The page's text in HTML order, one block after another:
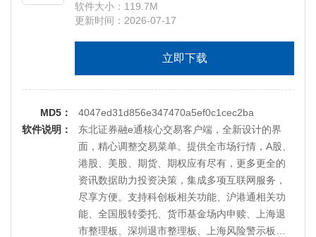
软件大小：119.7M
更新时间：2026-07-17
立即下载
MD5：
4047ed31d856e347470a5ef0c1cec2ba
软件说明：
东北证券融e通核心交易客户端，全新设计的界
面，精心调整交易菜单。提供全市场行情，A股、
港股、美股、期货、期权应有尽有，更多更全的
资讯数据助力投资决策，集成多项互联网服务，
尽享方便。支持科创板相关功能、沪港通相关功
能、全国股转委托、货币基金场内申赎、上海退
市整理板、深圳退市整理板、上海风险警示板揭